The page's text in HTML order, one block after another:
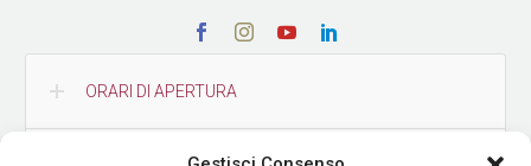
ORARI DI APERTURA